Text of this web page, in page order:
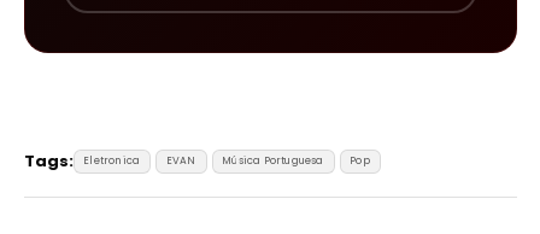
Tags: Eletronica EVAN Música Portuguesa Pop